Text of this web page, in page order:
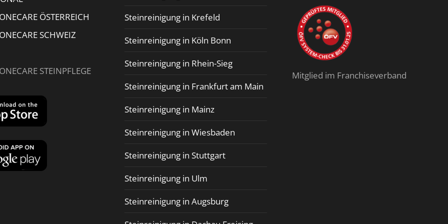
ÖSTERREICH
SCHWEIZ
STEINPFLEGE
Steinreinigung in Krefeld
Steinreinigung in Köln Bonn
Steinreinigung in Rhein-Sieg
Steinreinigung in Frankfurt am Main
Steinreinigung in Mainz
Steinreinigung in Wiesbaden
Steinreinigung in Stuttgart
Steinreinigung in Ulm
Steinreinigung in Augsburg
Mitglied im Franchiseverband